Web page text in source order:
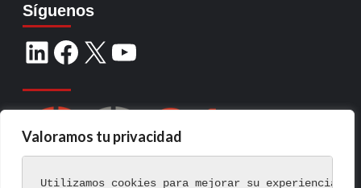
Valoramos tu privacidad
Utilizamos cookies para mejorar su experiencia
Síguenos